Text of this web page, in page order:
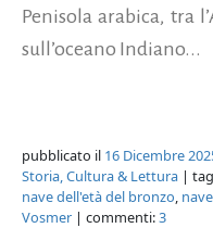
Penisola arabica, tra
sull’oceano Indiano...
pubblicato il 16 Dicembre
Storia, Cultura & Lettura |
nave dell'età del bronzo,
Vosmer | commenti:3